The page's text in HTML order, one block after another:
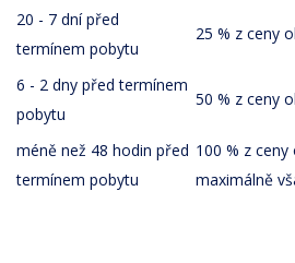
20 - 7 dní před
termínem pobytu
25 % z ceny
6 - 2 dny před termínem
pobytu
50 % z ceny
méně než 48 hodin před
termínem pobytu
100 % z
maximálně